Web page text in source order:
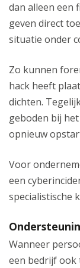
dan alleen een
geven direct
situatie onder
Zo kunnen
hack heeft
dichten.
geboden bij
opnieuw
Voor
een
specialistische
Wanneer
een bedrijf ook